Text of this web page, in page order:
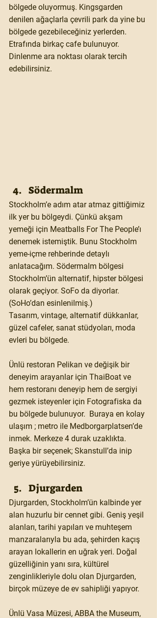
bölgede oluyormuş. Kingsgarden
denilen ağaçlarla çevrili park da yine bu
bölgede gezebileceğiniz yerlerden.
Etrafında birkaç cafe bulunuyor.
Dinlenme ara noktası olarak tercih
edebilirsiniz.
Södermalm
Stockholm’e adım atar atmaz gittiğimiz
ilk yer bu bölgeydi. Çünkü akşam
yemeği için Meatballs For The People’ı
denemek istemiştik. Bunu Stockholm
yeme-içme rehberinde detaylı
anlatacağım. Södermalm bölgesi
Stockholm’ün alternatif, hipster bölgesi
olarak geçiyor. SoFo da diyorlar.
(SoHo’dan esinlenilmiş.)
Tasarım, vintage, alternatif dükkanlar,
güzel cafeler, sanat stüdyoları, moda
evleri bu bölgede.
Ünlü restoran Pelikan ve değişik bir
deneyim arayanlar için ThaiBoat ve
hem restoranı deneyip hem de sergiyi
gezmek isteyenler için Fotografiska da
bu bölgede bulunuyor.  Buraya en kolay
ulaşım ; metro ile Medborgarplatsen’de
inmek. Merkeze 4 durak uzaklıkta.
Başka bir seçenek; Skanstull’da inip
geriye yürüyebilirsiniz.
Djurgarden
Djurgarden, Stockholm’ün kalbinde yer
alan huzurlu bir cennet gibi. Geniş yeşil
alanları, tarihi yapıları ve muhteşem
manzaralarıyla bu ada, şehirden kaçış
arayan lokallerin en uğrak yeri. Doğal
güzelliğinin yanı sıra, kültürel
zenginlikleriyle dolu olan Djurgarden,
birçok müzeye de ev sahipliği yapıyor.
Ünlü Vasa Müzesi, ABBA the Museum,